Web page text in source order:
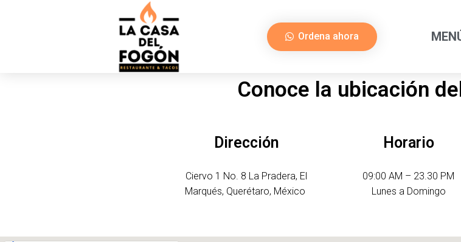
Ordena ahora
Conoce la ubicación
Dirección
Ciervo 1 No. 8 La Pradera, El
Marqués, Querétaro, México
Horario
09:00 AM – 23.30 PM
Lunes a Domingo